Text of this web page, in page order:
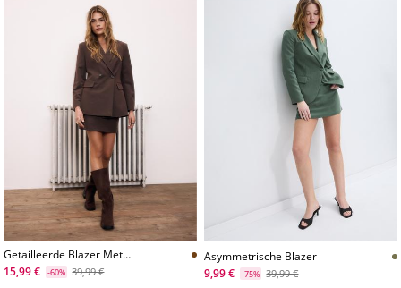
Getailleerde Blazer Met
Strepen
15,99 € -60% 39,99 €
Asymmetrische Blazer
9,99 €
-75% 39,99 €